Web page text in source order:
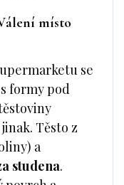
místo
se
formy pod
Těsto z
a
studena.